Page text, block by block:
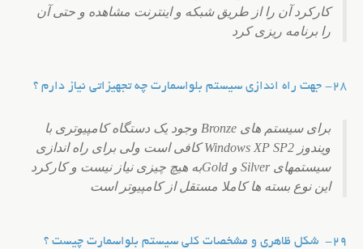
کارکرد آن را از طریق شبکه و اینترنت مشاهده و حتی آن
را برنامه ریزی کرد
28- جهت راه اندازی سیستم بلواسمارت چه تجهیزاتی نیاز دارم ؟
برای سیستم های Bronze وجود یک دستگاه کامپیوتری با
ویندوز Windows XP SP2 کافی است ولی برای راه اندازی
سیستمهای Silver و Gold
به هیچ چیزی نیاز نیست و کارکرد
این نوع بسته ها کاملا مستقل از کامپیوتر است
29- شکل ظاهری و مشخصات کلی سیستم بلواسمارت چیست ؟